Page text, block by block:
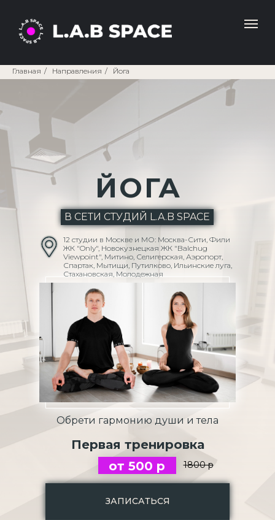
Главная / Направления / Йога
В СЕТИ СТУДИЙ L.A.B SPACE
ЙОГА
Обрети гармонию души и тела
ЗАПИСАТЬСЯ
12 студии в Москве и МО: Москва-Сити, Фили
ЖК "Only", Новокузнецкая ЖК "Balchug
Viewpoint", Митино, Селигерская, Аэропорт,
Спартак, Мытищи, Путилково, Ильинские луга,
Стахановская, Молодежная
Первая тренировка
1800 р
от 500 р